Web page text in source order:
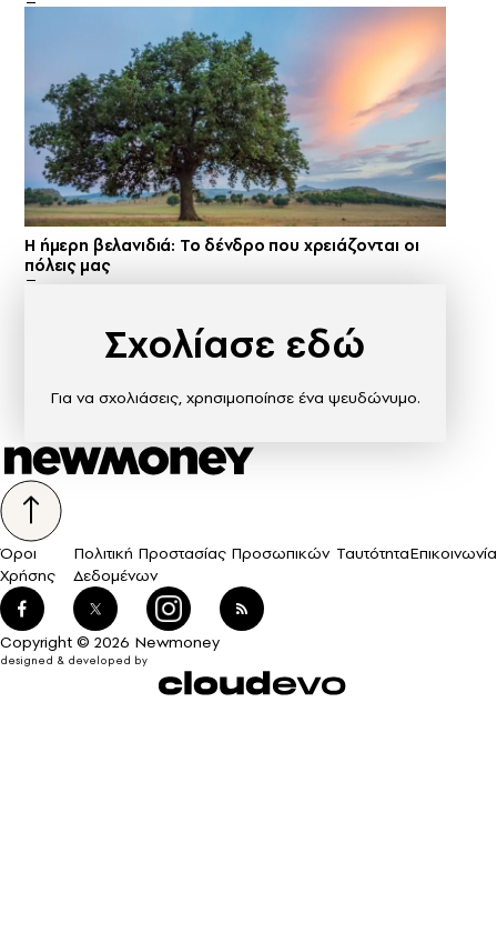
Η ήμερη βελανιδιά: Το δένδρο που χρειάζονται οι
πόλεις μας
Σχολίασε εδώ
Για να σχολιάσεις, χρησιμοποίησε ένα ψευδώνυμο.
Όροι
Χρήσης
Πολιτική Προστασίας Προσωπικών
Δεδομένων
ΤαυτότηταΕπικοινωνία
Copyright © 2026 Newmoney
designed & developed by